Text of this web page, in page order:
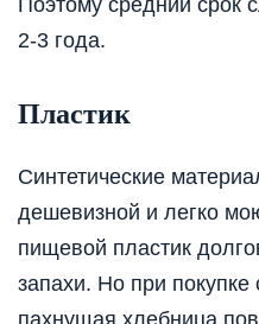
2-3 года.
Пластик
Синтетические
дешевизной и легко
пищевой пластик
запахи. Но при покупке
пахнущая хлебница